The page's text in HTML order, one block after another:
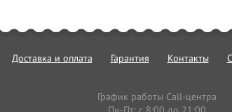
Доставка и оплата Гарантия Контакты
График работы Call-центра